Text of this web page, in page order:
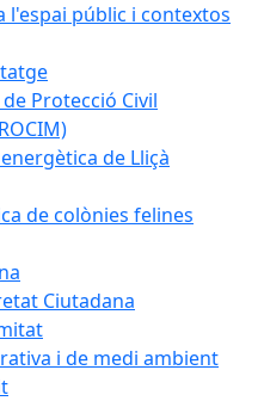
l'espai públic i contextos
Protecció Civil
de Lliçà
de colònies felines
Ciutadana
i de medi ambient